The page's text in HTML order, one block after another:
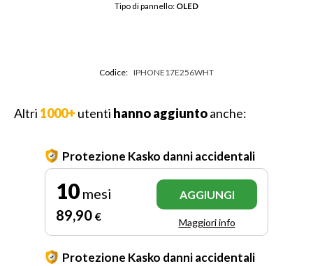
Tipo di pannello: OLED
Codice: IPHONE17E256WHT
Altri 1000+ utenti hanno aggiuntoanche:
Protezione Kasko danni accidentali
10 mesi
89,90 €
AGGIUNGI
Maggiori info
Protezione Kasko danni accidentali